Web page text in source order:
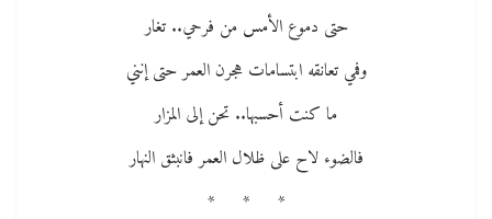
حتى دموع الأمس من فرحي.. تغار
وفمي تعانقه ابتسامات هجرن العمر حتى إنني
ما كنت أحسبها.. تحن إلى المزار
فالضوء لاح على ظلال العمر فانبثق النهار
* * *